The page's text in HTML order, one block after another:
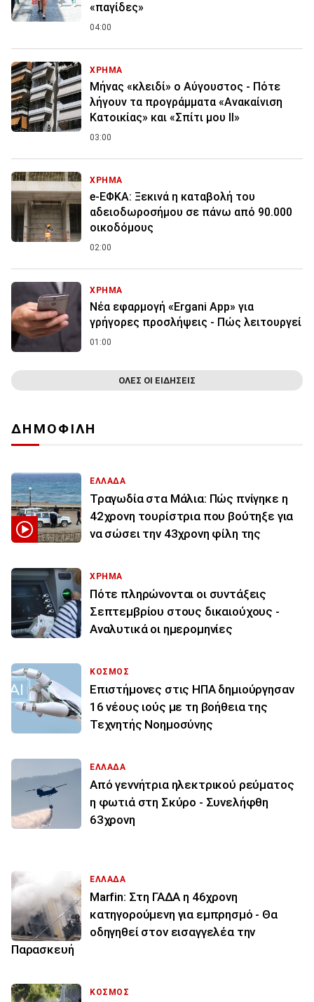
«παγίδες»
04:00
ΧΡΗΜΑ
Μήνας «κλειδί» ο Αύγουστος - Πότε
λήγουν τα προγράμματα «Ανακαίνιση
Κατοικίας» και «Σπίτι μου ΙΙ»
03:00
ΧΡΗΜΑ
e-ΕΦΚΑ: Ξεκινά η καταβολή του
αδειοδωροσήμου σε πάνω από 90.000
οικοδόμους
02:00
ΧΡΗΜΑ
Νέα εφαρμογή «Ergani App» για
γρήγορες προσλήψεις - Πώς λειτουργεί
01:00
ΟΛΕΣ ΟΙ ΕΙΔΗΣΕΙΣ
ΔΗΜΟΦΙΛΗ
ΕΛΛΑΔΑ
Τραγωδία στα Μάλια: Πώς πνίγηκε η
42χρονη τουρίστρια που βούτηξε για
να σώσει την 43χρονη φίλη της
ΧΡΗΜΑ
Πότε πληρώνονται οι συντάξεις
Σεπτεμβρίου στους δικαιούχους -
Αναλυτικά οι ημερομηνίες
ΚΟΣΜΟΣ
Επιστήμονες στις ΗΠΑ δημιούργησαν
16 νέους ιούς με τη βοήθεια της
Τεχνητής Νοημοσύνης
ΕΛΛΑΔΑ
Από γεννήτρια ηλεκτρικού ρεύματος
η φωτιά στη Σκύρο - Συνελήφθη
63χρονη
ΕΛΛΑΔΑ
Marfin: Στη ΓΑΔΑ η 46χρονη
κατηγορούμενη για εμπρησμό - Θα
οδηγηθεί στον εισαγγελέα την
Παρασκευή
ΚΟΣΜΟΣ